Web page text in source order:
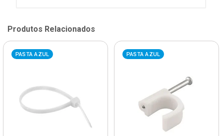
Produtos Relacionados
PASTA AZUL PASTA AZUL